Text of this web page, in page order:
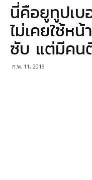
นี่คือยูทูปเ
ไม่เคยใช้ห
ซับ แต่มีคน
ก.พ. 11, 2019